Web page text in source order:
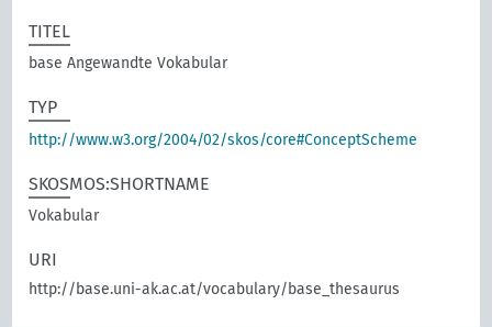
TITEL
base Angewandte Vokabular
TYP
http://www.w3.org/2004/02/skos/core#ConceptScheme
SKOSMOS:SHORTNAME
Vokabular
URI
http://base.uni-ak.ac.at/vocabulary/base_thesaurus